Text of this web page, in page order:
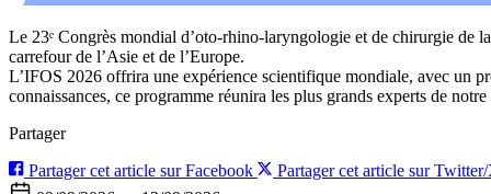
Le 23ᵉ Congrès mondial d’oto-rhino-laryngologie et de chirurgie de
carrefour de l’Asie et de l’Europe.
L’IFOS 2026 offrira une expérience scientifique mondiale, avec un
connaissances, ce programme réunira les plus grands experts de
Partager
Partager cet article sur Facebook
Partager cet article sur